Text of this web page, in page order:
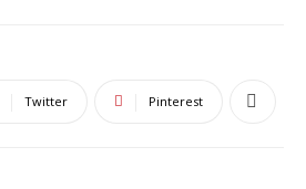
Twitter Pinterest